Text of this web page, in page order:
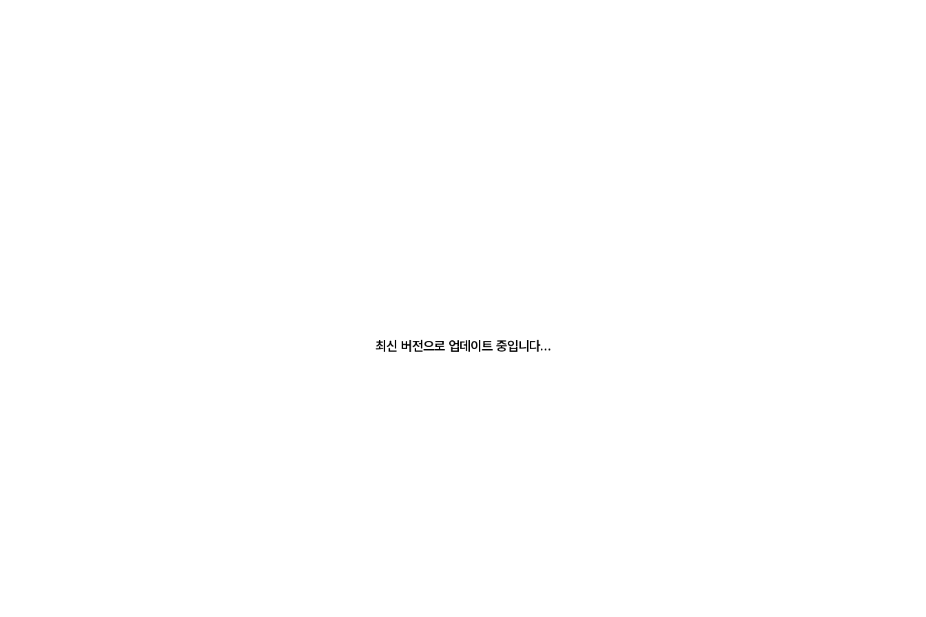
최신 버전으로 업데이트 중입니다…